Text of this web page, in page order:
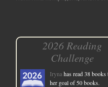
2026 Reading
Challenge
Irynahas read 38 books
her goal of 50 books.